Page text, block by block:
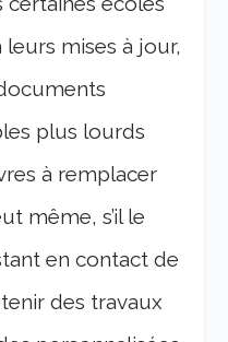
mises à jour,
plus lourds
à remplacer
même, s’il le
en contact de
des travaux